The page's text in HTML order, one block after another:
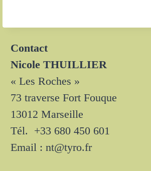
Contact
Nicole THUILLIER
« Les Roches »
73 traverse Fort Fouque
13012 Marseille
Tél. +33 680 450 601
Email : nt@tyro.fr